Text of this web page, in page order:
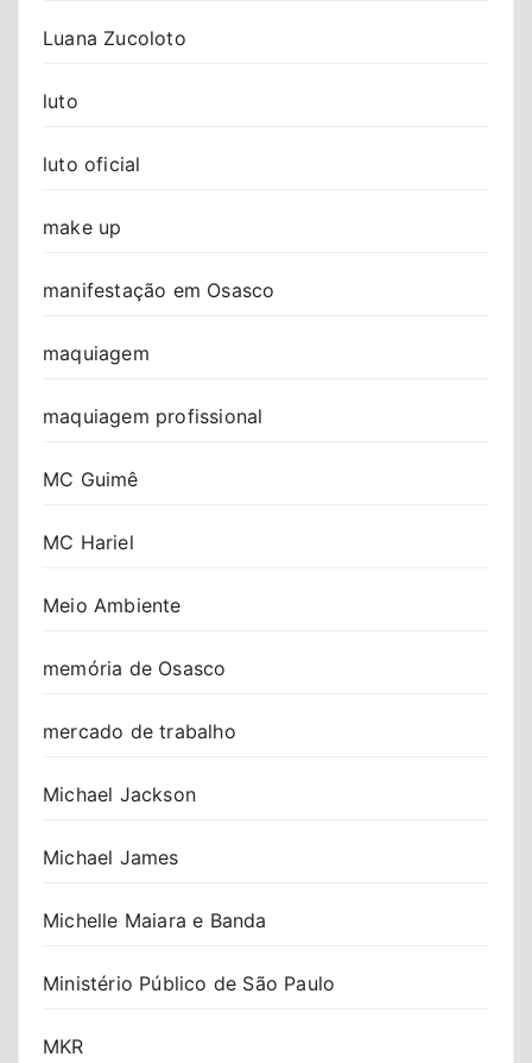
Luana Zucoloto
luto
luto oficial
make up
manifestação em Osasco
maquiagem
maquiagem profissional
MC Guimê
MC Hariel
Meio Ambiente
memória de Osasco
mercado de trabalho
Michael Jackson
Michael James
Michelle Maiara e Banda
Ministério Público de São Paulo
MKR